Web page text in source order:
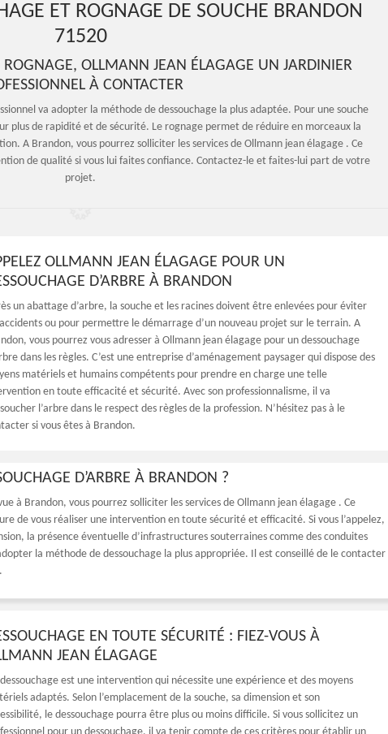
ET ROGNAGE DE SOUCHE BRANDON
71520
ROGNAGE, OLLMANN JEAN ÉLAGAGE UN JARDINIER
À CONTACTER
va adopter la méthode de dessouchage la plus adaptée. Pour une souche
plus de rapidité et de sécurité. Le rognage permet de réduire en morceaux la
A Brandon, vous pourrez solliciter les services de Ollmann jean élagage . Ce
de qualité si vous lui faites confiance. Contactez-le et faites-lui part de votre
projet.
OLLMANN JEAN ÉLAGAGE POUR UN
D’ARBRE À BRANDON
un abattage d’arbre, la souche et les racines doivent être enlevées pour éviter
ou pour permettre le démarrage d’un nouveau projet sur le terrain. A
vous pourrez vous adresser à Ollmann jean élagage pour un dessouchage
dans les règles. C’est une entreprise d’aménagement paysager qui dispose des
matériels et humains compétents pour prendre en charge une telle
en toute efficacité et sécurité. Avec son professionnalisme, il va
l’arbre dans le respect des règles de la profession. N’hésitez pas à le
si vous êtes à Brandon.
D’ARBRE À BRANDON ?
à Brandon, vous pourrez solliciter les services de Ollmann jean élagage . Ce
de vous réaliser une intervention en toute sécurité et efficacité. Si vous l’appelez,
la présence éventuelle d’infrastructures souterraines comme des conduites
la méthode de dessouchage la plus appropriée. Il est conseillé de le contacter
EN TOUTE SÉCURITÉ : FIEZ-VOUS À
JEAN ÉLAGAGE
est une intervention qui nécessite une expérience et des moyens
adaptés. Selon l’emplacement de la souche, sa dimension et son
le dessouchage pourra être plus ou moins difficile. Si vous sollicitez un